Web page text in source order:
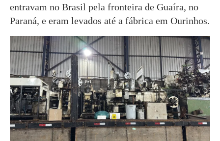
entravam no Brasil pela fronteira de Guaíra, no
Paraná, e eram levados até a fábrica em Ourinhos.